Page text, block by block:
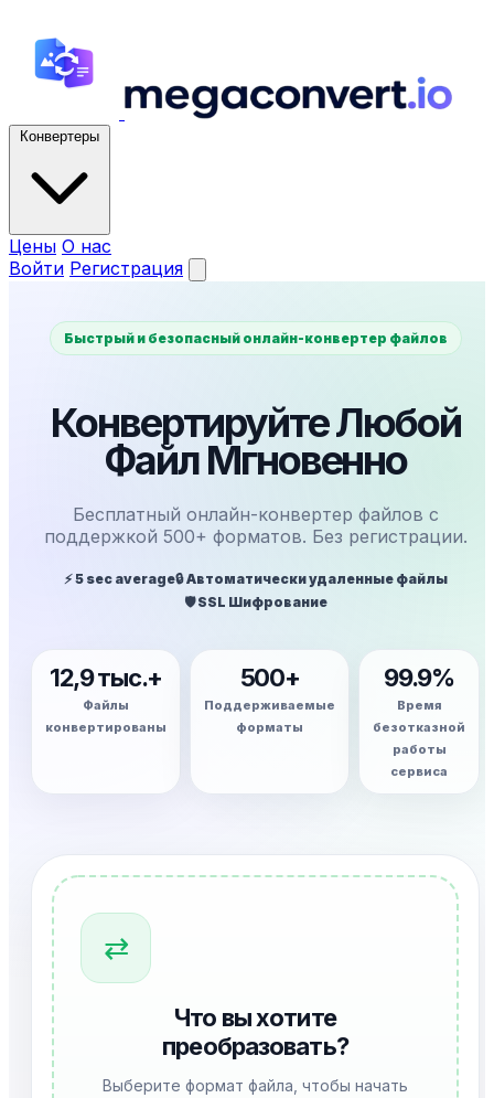
Конвертеры
Цены О нас
Войти Регистрация
Быстрый и безопасный онлайн-конвертер файлов
Конвертируйте Любой
Файл Мгновенно
Бесплатный онлайн-конвертер файлов с
поддержкой 500+ форматов. Без регистрации.
⚡ 5 sec average🔒 Автоматически удаленные файлы
🛡️ SSL Шифрование
12,9 тыс.+
Файлы
конвертированы
500+
Поддерживаемые
форматы
99.9%
Время
безотказной
работы
сервиса
⇄
Что вы хотите
преобразовать?
Выберите формат файла, чтобы начать